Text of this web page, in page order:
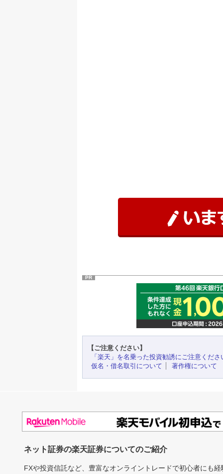
PR
【ご注意ください】
「楽天」を名乗った投資勧誘にご注意くださ
仮名・借名取引について
著作権について
ネット証券の楽天証券についてのご紹介
FXや投資信託など、豊富なオンライントレードで初心者にも